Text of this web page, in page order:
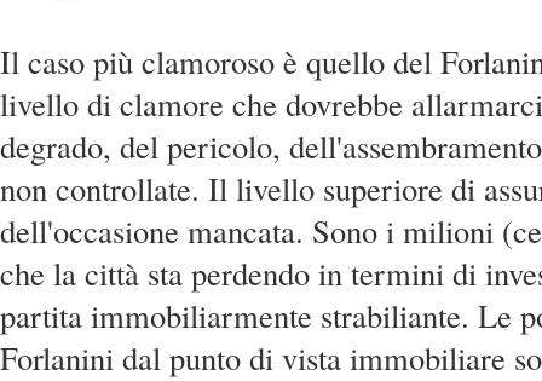
Il caso più clamoroso è quello del
livello di clamore che dovrebbe
degrado, del pericolo,
non controllate. Il livello superiore di
dell'occasione mancata. Sono i milioni
che la città sta perdendo in termini di
partita immobiliarmente strabiliante. Le
Forlanini dal punto di vista immobiliare